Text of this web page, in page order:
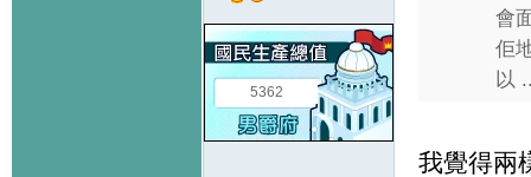
5362
會
佢
以
我覺得兩